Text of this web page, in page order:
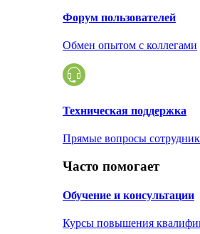
Форум пользователей
Обмен опытом с коллегами
Техническая поддержка
Прямые вопросы
Часто помогает
Обучение и консультации
Курсы повышения